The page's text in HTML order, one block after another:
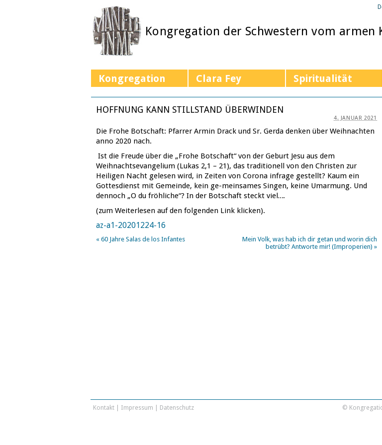
Kongregation Clara Fey Spiritualität
Kongregation der Schwestern vom armen
HOFFNUNG KANN STILLSTAND ÜBERWINDEN
4. JANUAR 2021
Die Frohe Botschaft: Pfarrer Armin Drack und Sr. Gerda denken über Weihnachten
anno 2020 nach.
Ist die Freude über die „Frohe Botschaft“ von der Geburt Jesu aus dem
Weihnachtsevangelium (Lukas 2,1 – 21), das traditionell von den Christen zur
Heiligen Nacht gelesen wird, in Zeiten von Corona infrage gestellt? Kaum ein
Gottesdienst mit Gemeinde, kein ge-meinsames Singen, keine Umarmung. Und
dennoch „O du fröhliche“? In der Botschaft steckt viel….
(zum Weiterlesen auf den folgenden Link klicken).
az-a1-20201224-16
« 60 Jahre Salas de los Infantes
Mein Volk, was hab ich dir getan und worin dich
betrübt? Antworte mir! (Improperien) »
©
Kontakt Impressum Datenschutz